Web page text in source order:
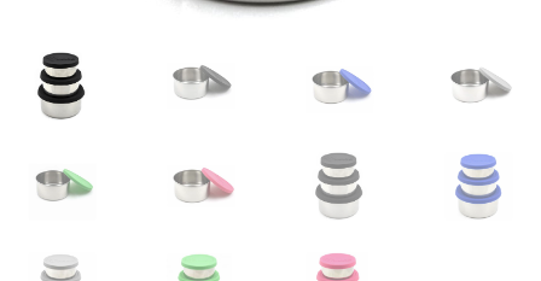
Herbruikbare boterhamzakjes
Accessoires
Waterfles bedrukken
Reviews waterflessenwinkel.nl